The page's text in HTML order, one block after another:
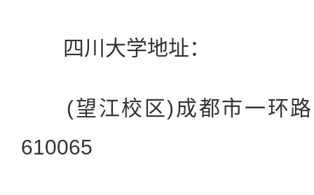
四川大学地址：
(望江校区)成都市一环路
610065